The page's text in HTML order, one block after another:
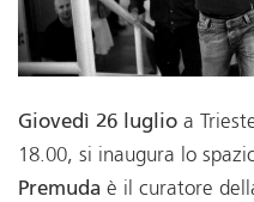
Giovedì 26 luglio a
18.00, si inaugura lo
Premuda è il curatore